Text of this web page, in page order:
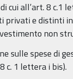
all’art. 8 c.1
privati e distinti
non
sulle spese di
c. 1 lettera i bis).